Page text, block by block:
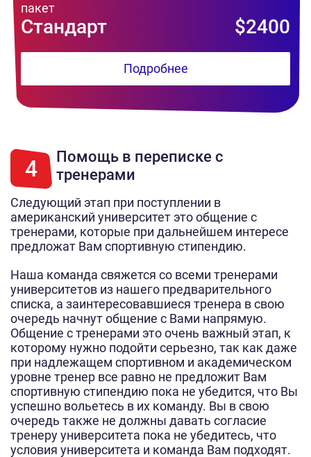
пакет
Стандарт $2400
Подробнее
Помощь в переписке с
тренерами
4
Следующий этап при поступлении в
американский университет это общение с
тренерами, которые при дальнейшем интересе
предложат Вам спортивную стипендию.
Наша команда свяжется со всеми тренерами
университетов из нашего предварительного
списка, а заинтересовавшиеся тренера в свою
очередь начнут общение с Вами напрямую.
Общение с тренерами это очень важный этап, к
которому нужно подойти серьезно, так как даже
при надлежащем спортивном и академическом
уровне тренер все равно не предложит Вам
спортивную стипендию пока не убедится, что Вы
успешно вольетесь в их команду. Вы в свою
очередь также не должны давать согласие
тренеру университета пока не убедитесь, что
условия университета и команда Вам подходят.